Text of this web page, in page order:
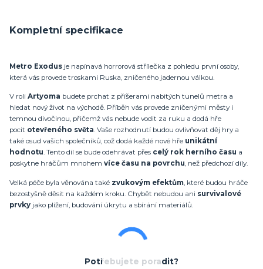
Kompletní specifikace
Metro Exodus je napínavá horrorová střílečka z pohledu první osoby,
která vás provede troskami Ruska, zničeného jadernou válkou.
V roli Artyoma budete prchat z příšerami nabitých tunelů metra a
hledat nový život na východě. Příběh vás provede zničenými městy i
temnou divočinou, přičemž vás nebude vodit za ruku a dodá hře
pocit otevřeného světa. Vaše rozhodnutí budou ovlivňovat děj hry a
také osud vašich společníků, což dodá každé nové hře unikátní
hodnotu. Tento díl se bude odehrávat přes celý rok herního času a
poskytne hráčům mnohem více času na povrchu, než předchozí díly.
Velká péče byla věnována také zvukovým efektům, které budou hráče
bezostyšně děsit na každém kroku. Chybět nebudou ani survivalové
prvky jako plížení, budování úkrytu a sbírání materiálů.
Potřebujete poradit?